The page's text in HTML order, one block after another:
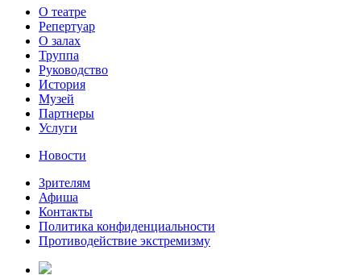
О театре
Репертуар
О залах
Труппа
Руководство
История
Музей
Партнеры
Услуги
Новости
Зрителям
Афиша
Контакты
Политика конфиденциальности
Противодействие экстремизму